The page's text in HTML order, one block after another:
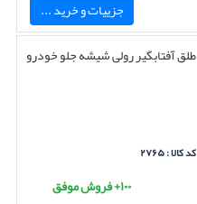
جزییات و خرید ...
طلق آفتابگیر رولی شیشه جلو خودرو
کد کالا : ۲۷۶۵
۱۰۰+ فروش موفق